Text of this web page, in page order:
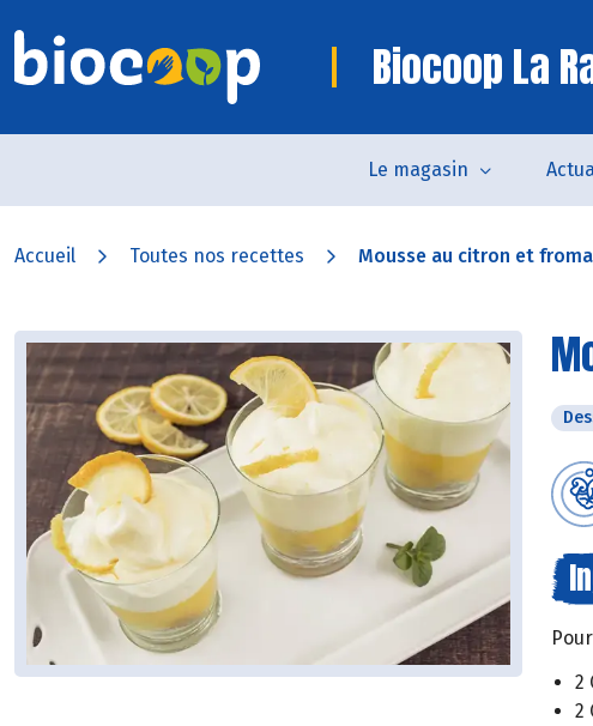
Biocoop La
Le magasin
Accueil Toutes nos recettes Mousse au citron et
2
2